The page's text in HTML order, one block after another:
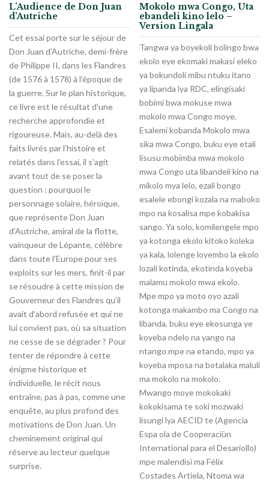
L’Audience de Don Juan
d’Autriche
Cet essai porte sur le séjour de
Don Juan d’Autriche, demi-frère
de Philippe II, dans les Flandres
(de 1576 à 1578) à l’époque de
la guerre. Sur le plan historique,
ce livre est le résultat d’une
recherche approfondie et
rigoureuse. Mais, au-delà des
faits livrés par l’histoire et
relatés dans l’essai, il s’agit
avant tout de se poser la
question : pourquoi le
personnage solaire, héroïque,
que représente Don Juan
d’Autriche, amiral de la flotte,
vainqueur de Lépante, célèbre
dans toute l’Europe pour ses
exploits sur les mers, finit-il par
se résoudre à cette mission de
Gouverneur des Flandres qu’il
avait d’abord refusée et qui ne
lui convient pas, où sa situation
ne cesse de se dégrader ? Pour
tenter de répondre à cette
énigme historique et
individuelle, le récit nous
entraîne, pas à pas, comme une
enquête, au plus profond des
motivations de Don Juan. Un
cheminement original qui
réserve au lecteur quelque
surprise.
Mokolo mwa Congo, Uta
ebandeli kino lelo –
Version Lingala
Tangwa ya boyekoli bolingo bwa
ekolo eye ekomaki makasi eleko
ya bokundoli mibu ntuku itano
ya lipanda lya RDC, elingisaki
bobimi bwa mokuse mwa
mokolo mwa Congo moye.
Esalemi kobanda Mokolo mwa
sika mwa Congo, buku eye etali
lisusu mobimba mwa mokolo
mwa Congo uta libandeli kino na
mikolo mya lelo, ezali bongo
esalele ebongi kozala na maboko
mpo na kosalisa mpe kobakisa
sango. Ya solo, komilengele mpo
ya kotonga ekolo kitoko koleka
ya kala, lolenge loyembo la ekolo
lozali kotinda, ekotinda koyeba
malamu mokolo mwa ekolo.
Mpe mpo ya moto oyo azali
kotonga makambo ma Congo na
libanda, buku eye ekosunga ye
koyeba ndelo na yango na
ntango mpe na etando, mpo ya
koyeba mposa na botalaka maluli
ma mokolo na mokolo.
Mwango moye mokokaki
kokokisama te soki mozwaki
lisungi lya AECID te (Agencia
Espa ola de Cooperaciùn
International para el Desariollo)
mpe malendisi ma Félix
Costades Artiela, Ntoma wa